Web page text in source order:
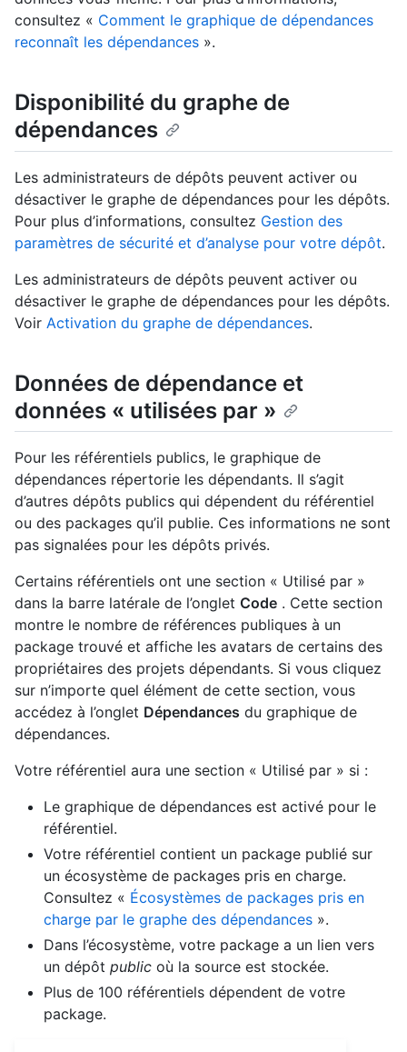
consultez « Comment le graphique de dépendances
reconnaît les dépendances ».
Disponibilité du graphe de
dépendances
Les administrateurs de dépôts peuvent activer ou
désactiver le graphe de dépendances pour les dépôts.
Pour plus d’informations, consultez Gestion des
paramètres de sécurité et d’analyse pour votre dépôt.
Les administrateurs de dépôts peuvent activer ou
désactiver le graphe de dépendances pour les dépôts.
Voir Activation du graphe de dépendances.
Données de dépendance et
données « utilisées par »
Pour les référentiels publics, le graphique de
dépendances répertorie les dépendants. Il s’agit
d’autres dépôts publics qui dépendent du référentiel
ou des packages qu’il publie. Ces informations ne sont
pas signalées pour les dépôts privés.
Certains référentiels ont une section « Utilisé par »
dans la barre latérale de l’onglet Code . Cette section
montre le nombre de références publiques à un
package trouvé et affiche les avatars de certains des
propriétaires des projets dépendants. Si vous cliquez
sur n’importe quel élément de cette section, vous
accédez à l’onglet Dépendances du graphique de
dépendances.
Votre référentiel aura une section « Utilisé par » si :
Le graphique de dépendances est activé pour le
référentiel.
Votre référentiel contient un package publié sur
un écosystème de packages pris en charge.
Consultez « Écosystèmes de packages pris en
charge par le graphe des dépendances ».
Dans l’écosystème, votre package a un lien vers
un dépôt public où la source est stockée.
Plus de 100 référentiels dépendent de votre
package.